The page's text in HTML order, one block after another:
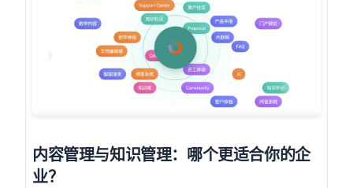
内容管理与知识管理：哪个更适合你的企
业？